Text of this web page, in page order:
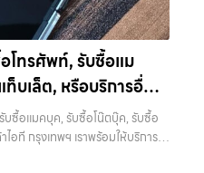
ม่จริงๆ 3. รีเซ็ตเครื่องให้เหมือน
ก iCloud เรียบร้อยแล้ว ขั้นตอนต่อ
โรงงาน การรีเซ็ตจะช่วยลบข้อมูล
สภาพเหมือนใหม่ ซึ่งเป็นสิ่งที่ผู้ซื้อ
นำไปใช้งานต่อได้ทันที ขั้นตอนนี้ยัง
มีข้อมูลส่วนตัวหลงเหลืออยู่ ลด
วังว่าการรีเซ็ตควรทำหลังจาก
อน อาจทำให้เครื่องติดล็อกและ
ยมมากในตอนที่เปิดตัว มาพร้อม
Retina ขนาด 6.1 นิ้ว แม้จะ
งานได้ดีและรองรับ iOS เวอร์ชัน
64GB รับซื้อได้ที่ 7,000 บาท
11 128GB รับซื้อได้ที่ 8,400
iPhone 11 Pro / Pro Max (ปี
Super Retina XDR และวัสดุส
โทรศัพท์, รับซื้อแม
บเล็ต, หรือบริการอื่นๆ
เราพร้อมให้บริการครบ
ซื้อแมคบุค, รับซื้อโน๊ตบุ๊ค, รับซื้อ
อที กรุงเทพฯ เราพร้อมให้บริการ